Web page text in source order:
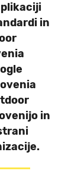
in
in